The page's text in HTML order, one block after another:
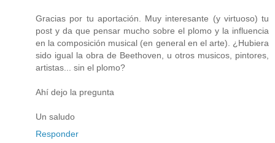
Gracias por tu aportación. Muy interesante (y virtuoso) tu
post y da que pensar mucho sobre el plomo y la influencia
en la composición musical (en general en el arte). ¿Hubiera
sido igual la obra de Beethoven, u otros musicos, pintores,
artistas... sin el plomo?
Ahí dejo la pregunta
Un saludo
Responder